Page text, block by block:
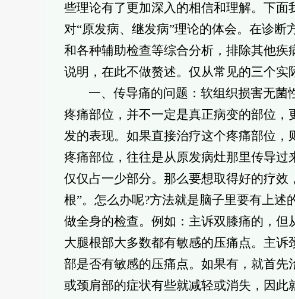
些理论有了更加深入的相信和理解。下
对“原发病、继发病”理论的体会。在诊
和各种辅助检查等综合分析，排除其他
说明，在此不做赘述。仅从常见的三个
一、传导痛的问题：软组织损害无菌
疼痛部位，并不一定是真正病变的部位，
发的表现。如果直接治疗这个疼痛部位
疼痛部位，往往是从原发病灶那里传导过
仅仅占一少部分。那么要想取得好的疗
根”。怎么办呢?方法就是脑子里要有上
做全身的检查。例如：主诉双膝痛的，但
大腿根部大多数都有敏感的压痛点。主
部是否有敏感的压痛点。如果有，就首
或颈肩部的症状有些就减轻或消失，因